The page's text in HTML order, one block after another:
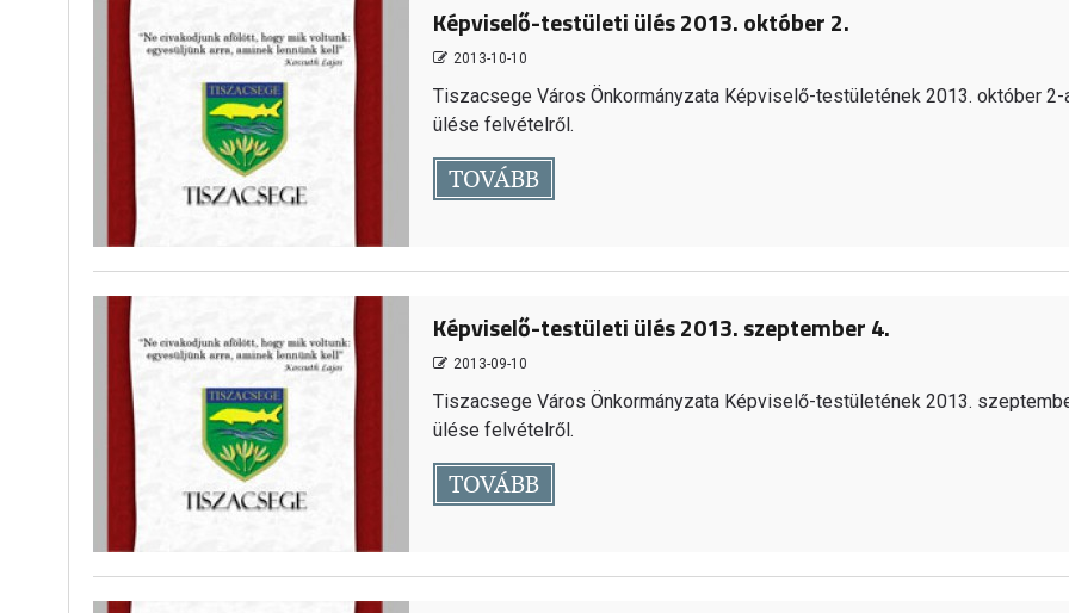
Képviselő-testületi ülés 2013. október 2.
2013-10-10
Tiszacsege Város Önkormányzata Képviselő-testületének 2013. október 2-
ülése felvételről.
TOVÁBB
Képviselő-testületi ülés 2013. szeptember 4.
2013-09-10
Tiszacsege Város Önkormányzata Képviselő-testületének 2013.
ülése felvételről.
TOVÁBB